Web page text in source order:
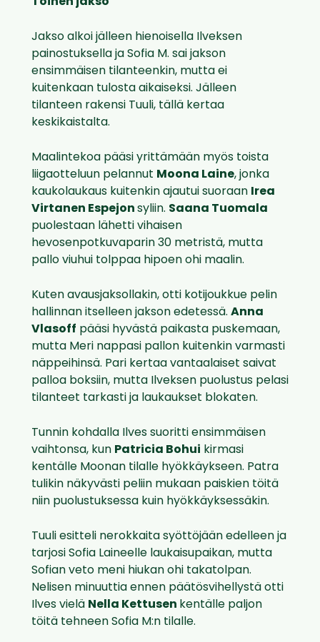
Toinen jakso
Jakso alkoi jälleen hienoisella Ilveksen
painostuksella ja Sofia M. sai jakson
ensimmäisen tilanteenkin, mutta ei
kuitenkaan tulosta aikaiseksi. Jälleen
tilanteen rakensi Tuuli, tällä kertaa
keskikaistalta.
Maalintekoa pääsi yrittämään myös toista
liigaotteluun pelannut Moona Laine, jonka
kaukolaukaus kuitenkin ajautui suoraan Irea
Virtanen Espejon syliin. Saana Tuomala
puolestaan lähetti vihaisen
hevosenpotkuvaparin 30 metristä, mutta
pallo viuhui tolppaa hipoen ohi maalin.
Kuten avausjaksollakin, otti kotijoukkue pelin
hallinnan itselleen jakson edetessä. Anna
Vlasoff pääsi hyvästä paikasta puskemaan,
mutta Meri nappasi pallon kuitenkin varmasti
näppeihinsä. Pari kertaa vantaalaiset saivat
palloa boksiin, mutta Ilveksen puolustus pelasi
tilanteet tarkasti ja laukaukset blokaten.
Tunnin kohdalla Ilves suoritti ensimmäisen
vaihtonsa, kun Patricia Bohui kirmasi
kentälle Moonan tilalle hyökkäykseen. Patra
tulikin näkyvästi peliin mukaan paiskien töitä
niin puolustuksessa kuin hyökkäyksessäkin.
Tuuli esitteli nerokkaita syöttöjään edelleen ja
tarjosi Sofia Laineelle laukaisupaikan, mutta
Sofian veto meni hiukan ohi takatolpan.
Nelisen minuuttia ennen päätösvihellystä otti
Ilves vielä Nella Kettusen kentälle paljon
töitä tehneen Sofia M:n tilalle.